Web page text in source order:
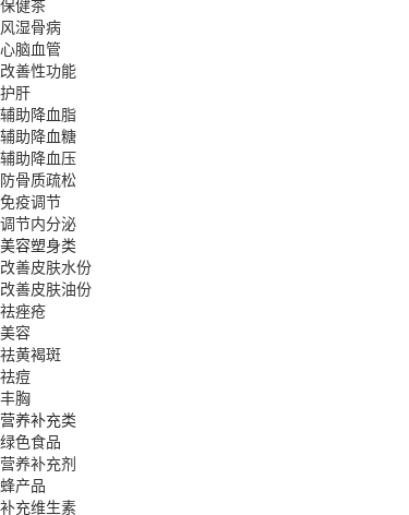
保健茶
风湿骨病
心脑血管
改善性功能
护肝
辅助降血脂
辅助降血糖
辅助降血压
防骨质疏松
免疫调节
调节内分泌
美容塑身类
改善皮肤水份
改善皮肤油份
祛痤疮
美容
祛黄褐斑
祛痘
丰胸
营养补充类
绿色食品
营养补充剂
蜂产品
补充维生素